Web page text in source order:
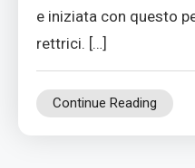
e iniziata con questo
rettrici. […]
Continue Reading